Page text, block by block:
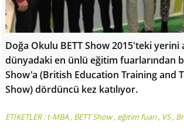
Doğa Okulu BETT Show 2015'teki yerini
dünyadaki en ünlü eğitim fuarlarından
Show'a (British Education Training and
Show) dördüncü kez katılıyor.
ETİKETLER :t-MBA, BETT Show, eğitim fuarı, VS,